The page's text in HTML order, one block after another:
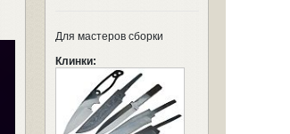
Для мастеров сборки
Клинки: